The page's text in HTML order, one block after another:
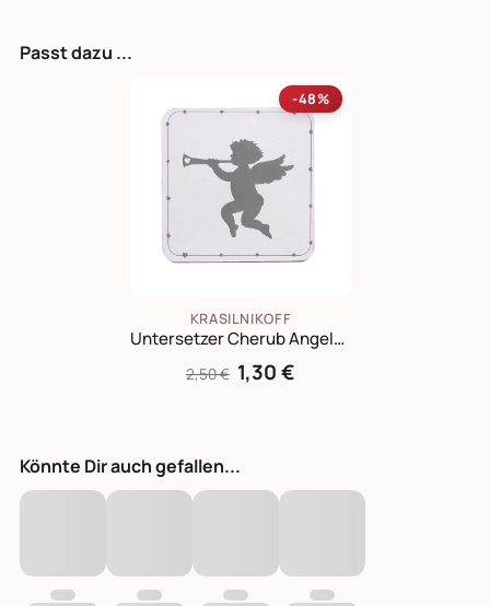
Passt dazu ...
-48%
KRASILNIKOFF
Untersetzer Cherub Angels aus Kork
2,50 € 1,30 €
Könnte Dir auch gefallen...